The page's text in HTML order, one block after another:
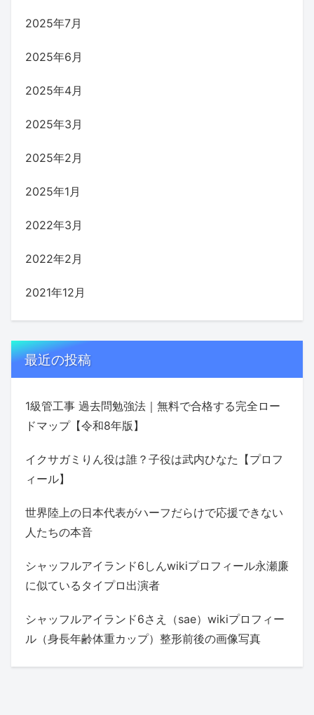
2025年7月
2025年6月
2025年4月
2025年3月
2025年2月
2025年1月
2022年3月
2022年2月
2021年12月
最近の投稿
1級管工事 過去問勉強法｜無料で合格する完全ロー
ドマップ【令和8年版】
イクサガミりん役は誰？子役は武内ひなた【プロフ
ィール】
世界陸上の日本代表がハーフだらけで応援できない
人たちの本音
シャッフルアイランド6しんwikiプロフィール永瀬廉
に似ているタイプロ出演者
シャッフルアイランド6さえ（sae）wikiプロフィー
ル（身長年齢体重カップ）整形前後の画像写真